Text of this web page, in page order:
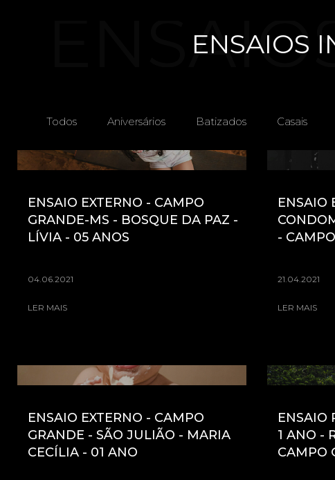
ENSAIOS
Todos Aniversários Batizados Casais
ENSAIO EXTERNO - CAMPO
GRANDE-MS - BOSQUE DA PAZ -
LÍVIA - 05 ANOS
04.06.2021
LER MAIS
ENSAIO
-
21.04.2021
LER MAIS
ENSAIO EXTERNO - CAMPO
GRANDE - SÃO JULIÃO - MARIA
CECÍLIA - 01 ANO
ENSAIO
1 ANO -
CAMPO